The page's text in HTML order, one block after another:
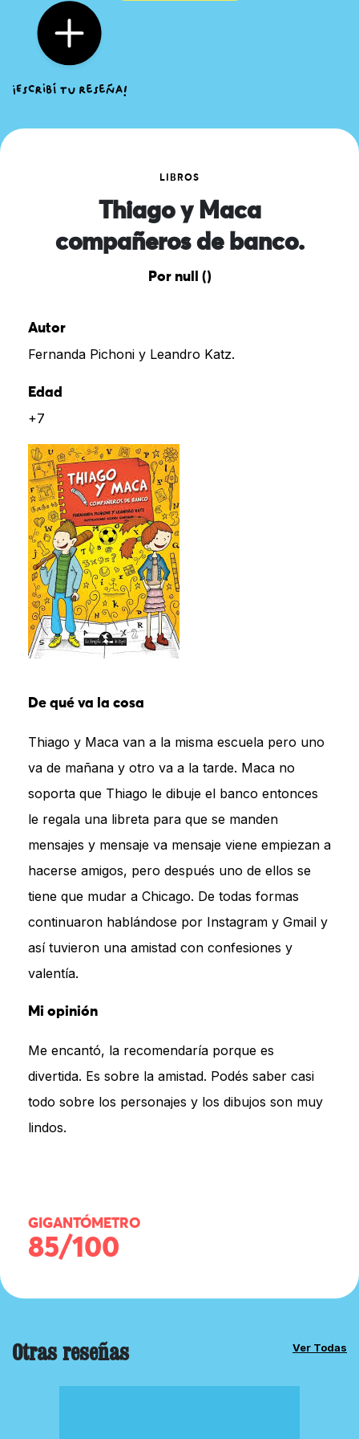
LIBROS
Thiago y Maca
compañeros de banco.
Por null ()
Autor
Fernanda Pichoni y Leandro Katz.
Edad
+7
De qué va la cosa
Thiago y Maca van a la misma escuela pero uno
va de mañana y otro va a la tarde. Maca no
soporta que Thiago le dibuje el banco entonces
le regala una libreta para que se manden
mensajes y mensaje va mensaje viene empiezan a
hacerse amigos, pero después uno de ellos se
tiene que mudar a Chicago. De todas formas
continuaron hablándose por Instagram y Gmail y
así tuvieron una amistad con confesiones y
valentía.
Mi opinión
Me encantó, la recomendaría porque es
divertida. Es sobre la amistad. Podés saber casi
todo sobre los personajes y los dibujos son muy
lindos.
GIGANTÓMETRO
85/100
Otras reseñas Ver Todas